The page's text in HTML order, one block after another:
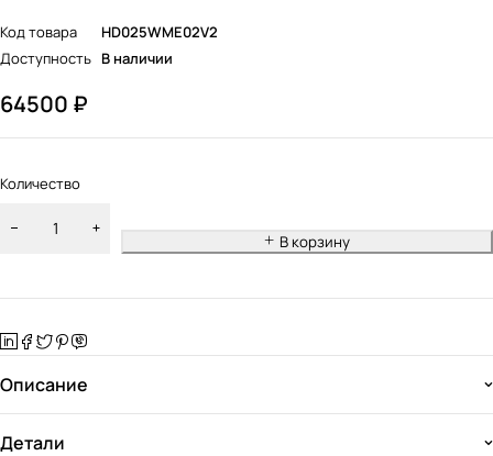
Код товара
HD025WME02V2
Доступность В наличии
64500 ₽
Количество
В корзину
Описание
Детали